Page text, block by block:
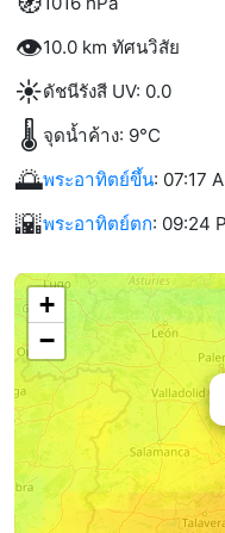
👁️10.0 km ทัศนวิสัย
☀️ดัชนีรังสี UV: 0.0
🌡️ จุดน้ำค้าง: 9°C
🌅พระอาทิตย์ขึ้น: 07:17
🌇พระอาทิตย์ตก: 09:24
+
−